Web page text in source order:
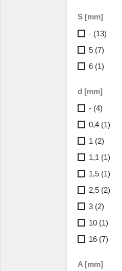
S [mm]
- (13)
5 (7)
6 (1)
d [mm]
- (4)
0,4 (1)
1 (2)
1,1 (1)
1,5 (1)
2,5 (2)
3 (2)
10 (1)
16 (7)
A [mm]